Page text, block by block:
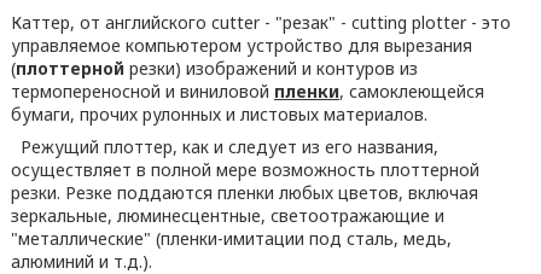
Каттер, от английского cutter - "резак" - cutting plotter - это
управляемое компьютером устройство для вырезания
(плоттернойрезки) изображений и контуров из
термопереносной и виниловой пленки, самоклеющейся
бумаги, прочих рулонных и листовых материалов.
Режущий плоттер, как и следует из его названия,
осуществляет в полной мере возможность плоттерной
резки. Резке поддаются пленки любых цветов, включая
зеркальные, люминесцентные, светоотражающие и
"металлические" (пленки-имитации под сталь, медь,
алюминий и т.д.).